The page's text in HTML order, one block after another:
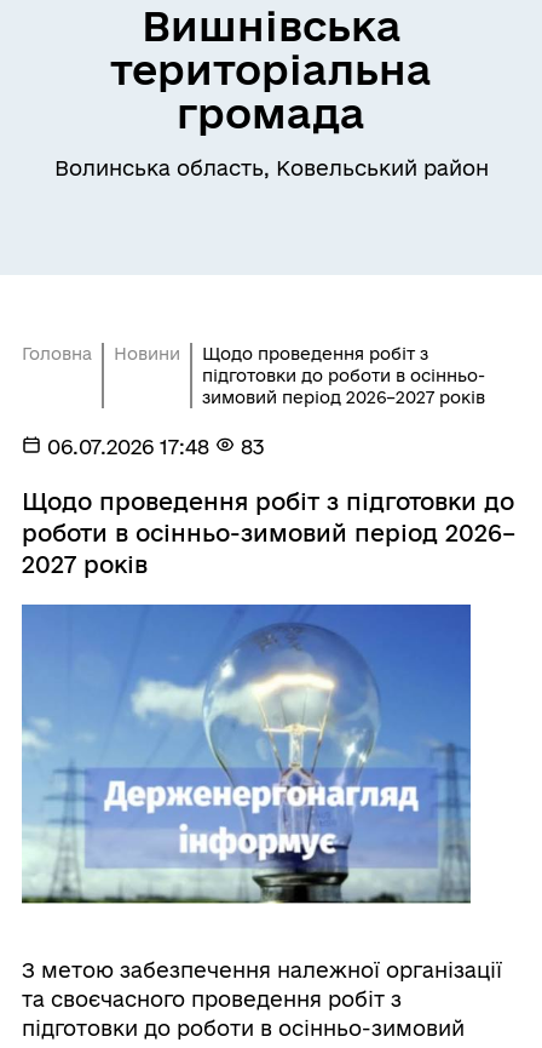
Вишнівська
територіальна
громада
Волинська область, Ковельський район
Головна Новини
Щодо проведення робіт з
підготовки до роботи в осінньо-
зимовий період 2026–2027 років
06.07.2026 17:48 83
Щодо проведення робіт з підготовки до
роботи в осінньо-зимовий період 2026–
2027 років
З метою забезпечення належної організації
та своєчасного проведення робіт з
підготовки до роботи в осінньо-зимовий